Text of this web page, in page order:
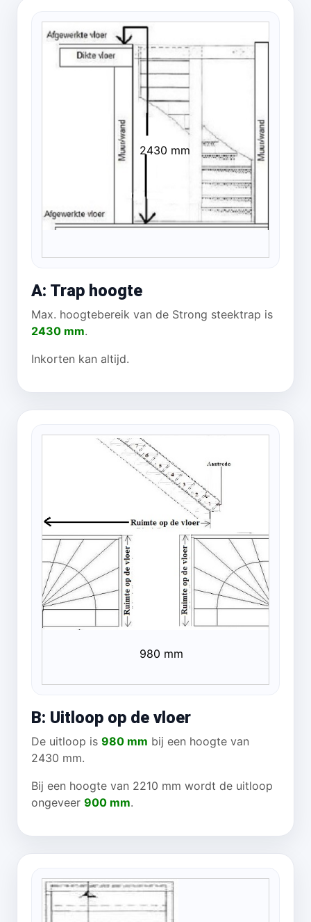
2430 mm
A: Trap hoogte
Max. hoogtebereik van de Strong steektrap is
2430 mm.
Inkorten kan altijd.
980 mm
B: Uitloop op de vloer
De uitloop is 980 mm bij een hoogte van
2430 mm.
Bij een hoogte van 2210 mm wordt de uitloop
ongeveer 900 mm.